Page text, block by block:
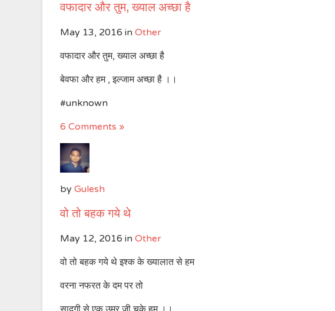
वफादार और तुम, ख्याल अच्छा है
May 13, 2016 in Other
वफादार और तुम, ख्याल अच्छा है
बेवफा और हम , इल्जाम अच्छा है ।।
#unknown
6 Comments »
by Gulesh
वो तो बहक गये थे
May 12, 2016 in Other
वो तो बहक गये थे इश्क के ख्यालात से हम
वरना नफरत के दम पर तो